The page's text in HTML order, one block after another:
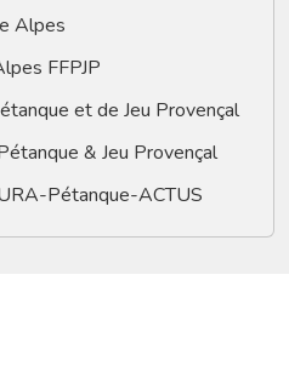
Alpes
FFPJP
et de Jeu Provençal
& Jeu Provençal
Pétanque-ACTUS